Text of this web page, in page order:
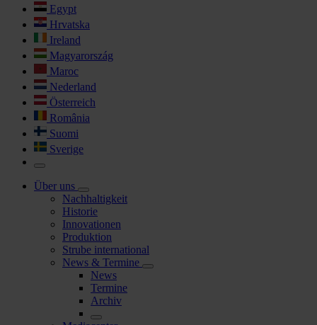
Egypt
Hrvatska
Ireland
Magyarország
Maroc
Nederland
Österreich
România
Suomi
Sverige
Über uns
Nachhaltigkeit
Historie
Innovationen
Produktion
Strube international
News & Termine
News
Termine
Archiv